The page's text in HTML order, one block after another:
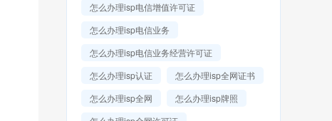
怎么办理isp电信增值许可证
怎么办理isp电信业务
怎么办理isp电信业务经营许可证
怎么办理isp认证
怎么办理isp全网证书
怎么办理isp全网
怎么办理isp牌照